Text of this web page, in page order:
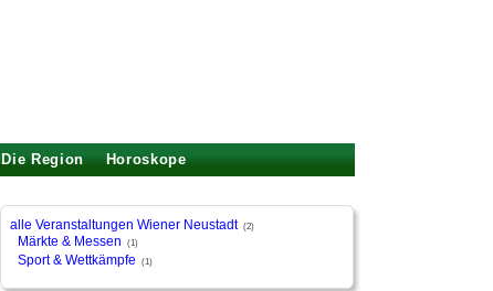
Die Region Horoskope
alle Veranstaltungen Wiener Neustadt (2)
Märkte & Messen (1)
Sport & Wettkämpfe (1)